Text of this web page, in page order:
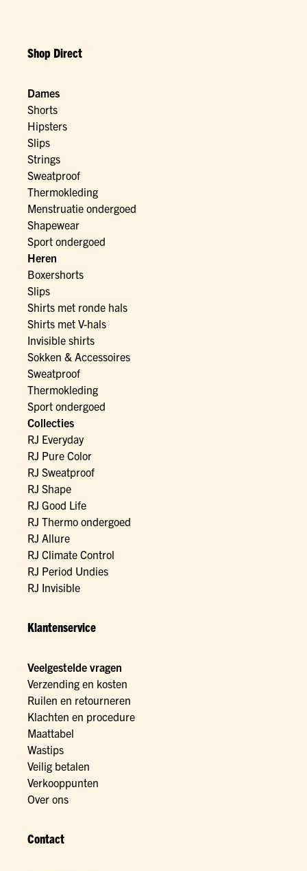
Shop Direct
Dames
Shorts
Hipsters
Slips
Strings
Sweatproof
Thermokleding
Menstruatie ondergoed
Shapewear
Sport ondergoed
Heren
Boxershorts
Slips
Shirts met ronde hals
Shirts met V-hals
Invisible shirts
Sokken & Accessoires
Sweatproof
Thermokleding
Sport ondergoed
Collecties
RJ Everyday
RJ Pure Color
RJ Sweatproof
RJ Shape
RJ Good Life
RJ Thermo ondergoed
RJ Allure
RJ Climate Control
RJ Period Undies
RJ Invisible
Klantenservice
Veelgestelde vragen
Verzending en kosten
Ruilen en retourneren
Klachten en procedure
Maattabel
Wastips
Veilig betalen
Verkooppunten
Over ons
Contact